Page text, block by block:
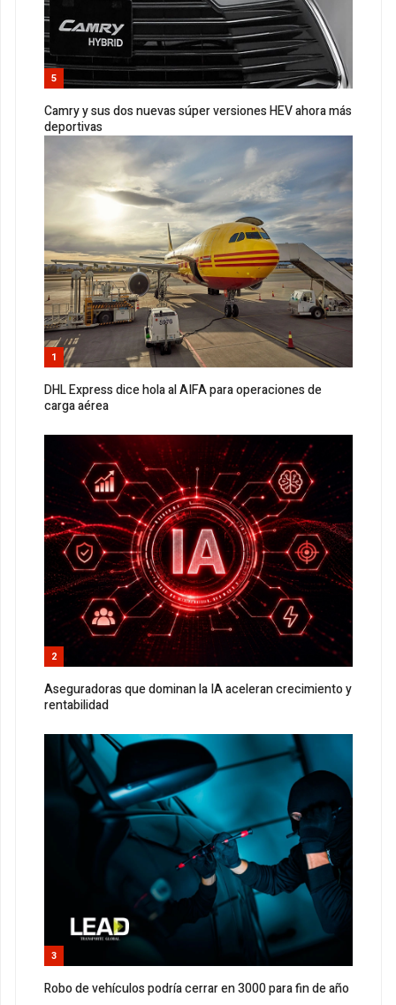
5
Camry y sus dos nuevas súper versiones HEV ahora más
deportivas
1
DHL Express dice hola al AIFA para operaciones de
carga aérea
2
Aseguradoras que dominan la IA aceleran crecimiento y
rentabilidad
3
Robo de vehículos podría cerrar en 3000 para fin de año